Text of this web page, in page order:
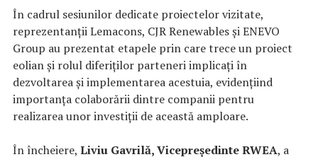
În cadrul sesiunilor dedicate proiectelor vizitate,
reprezentanții Lemacons, CJR Renewables și ENEVO
Group au prezentat etapele prin care trece un proiect
eolian și rolul diferiților parteneri implicați în
dezvoltarea și implementarea acestuia, evidențiind
importanța colaborării dintre companii pentru
realizarea unor investiții de această amploare.
În încheiere, Liviu Gavrilă, Vicepreședinte RWEA, a